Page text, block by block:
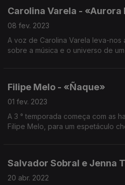
Carolina Varela - «Aurora
08 fev. 2023
A voz de Carolina Varela leva-nos
sobre a música e o universo de
Filipe Melo - «Ñaque»
01 fev. 2023
A 3 ° temporada começa com as
Filipe Melo, para um espetáculo
Salvador Sobral e Jenna
20 abr. 2022